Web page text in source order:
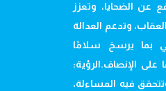
عن الضحايا، وتعزز
وتدعم العدالة
بما يرسخ سلامًا
على الإنصاف.الرؤية:
فيه المساءلة،